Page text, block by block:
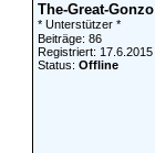
The-Great-Gonzo
* Unterstützer *
Beiträge: 86
Registriert: 17.6.2015
Status: Offline